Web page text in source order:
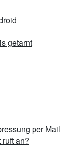
getarnt
per Mail
an?